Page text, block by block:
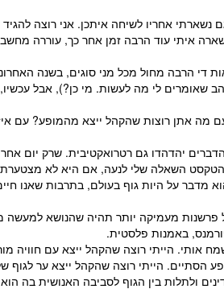
נשארתי אחריו לשיחה איתכן. אני רוצה
איתי עוד הרבה זמן אחר כך, עוררה
די הרבה מחול מכל מני סוגים, בשנה
שאומרים לי מה לעשות. מי כן?), אבל עכשיו,
אתן רוצות שהקהל ייצא מהמופע? עם
יהדהדו גם רטרואקטיבית. שרק יום
הטקסט השאלה שלי לנעה, אם היא לא
על היות גוף בעולם, בתרבות שאנו
פרשנות מעמיקה יותר תהיה שהנושא למעשה
באמנות פלסטית.
אותי. הייתי רוצה שהקהל ייצא עם חוויה
הייתי רוצה שהקהל ייצא ער לגוף
ולתלות בין הגוף לסביבה האנושית בה